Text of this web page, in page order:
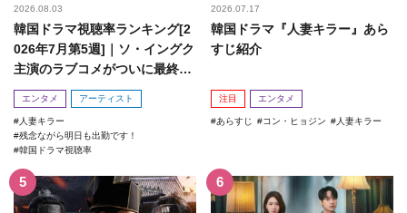
2026.08.03
韓国ドラマ視聴率ランキング[2
026年7月第5週]｜ソ・イングク
主演のラブコメがついに最終
回！
エンタメ アーティスト
人妻キラー
残念ながら明日も出勤です！
韓国ドラマ視聴率
2026.07.17
韓国ドラマ『人妻キラー』あら
すじ紹介
注目 エンタメ
あらすじ コン・ヒョジン 人妻キラー